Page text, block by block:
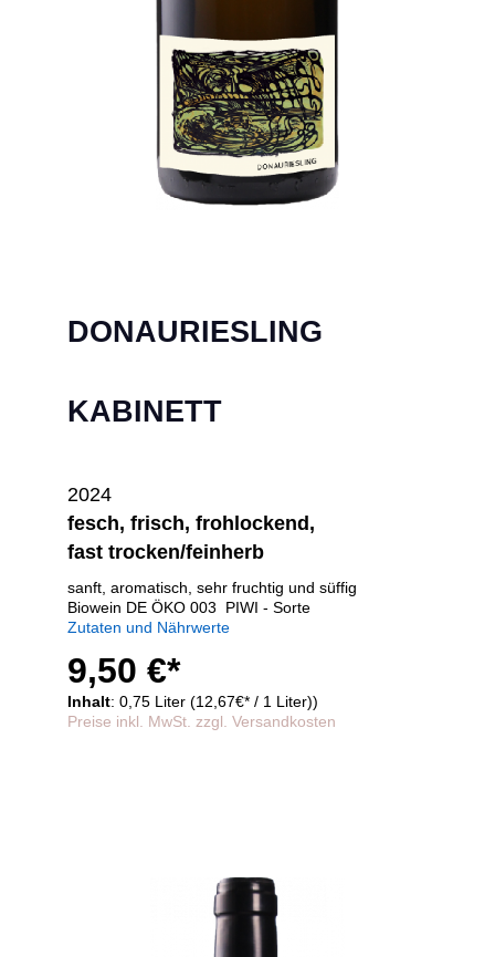
DONAURIESLING
KABINETT
2024
fesch, frisch, frohlockend,
fast trocken/feinherb
sanft, aromatisch, sehr fruchtig und süffig
Biowein DE ÖKO 003 PIWI - Sorte
Zutaten und Nährwerte
9,50 €*
Inhalt: 0,75 Liter (12,67€* / 1 Liter))
Preise inkl. MwSt. zzgl. Versandkosten